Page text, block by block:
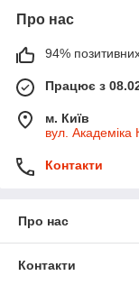
Про нас
94% позитивних
Працює з
м. Київ
вул. Академіка
Контакти
Про нас
Контакти